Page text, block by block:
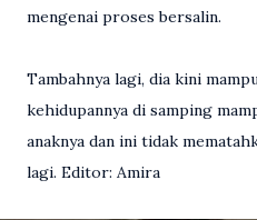
mengenai proses bersalin.
Tambahnya lagi, dia kini
kehidupannya di samping
anaknya dan ini tidak
lagi. Editor: Amira